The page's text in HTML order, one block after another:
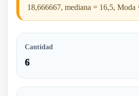
18,666667, mediana = 16,5, Moda
Cantidad
6